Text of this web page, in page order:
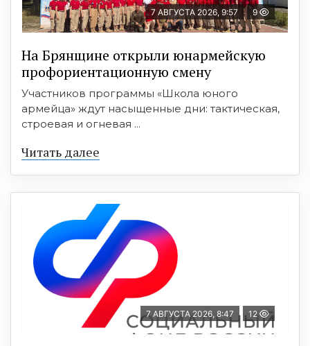
7 АВГУСТА 2026, 9:57 9
На Брянщине открыли юнармейскую
профориентационную смену
Участников программы «Школа юного
армейца» ждут насыщенные дни: тактическая,
строевая и огневая ...
Читать далее
7 АВГУСТА 2026, 8:47 12